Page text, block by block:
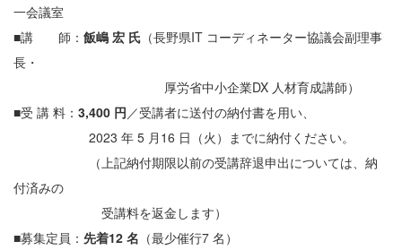
一会議室
■講 師： 飯嶋 宏 氏 （長野県IT コーディネーター協議会副理事
長・
厚労省中小企業DX 人材育成講師）
■受 講 料： 3,400 円／受講者に送付の納付書を用い、
2023 年 5 月16 日（火）までに納付ください。
（上記納付期限以前の受講辞退申出については、納
付済みの
受講料を返金します）
■募集定員： 先着12 名 （最少催行7 名）